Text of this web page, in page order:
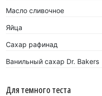
Масло сливочное
Яйца
Сахар рафинад
Ванильный сахар Dr. Bakers
Для темного теста